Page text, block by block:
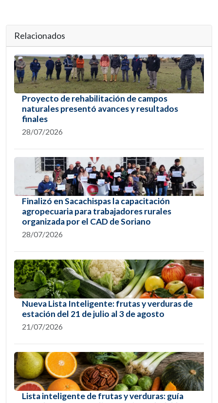
Relacionados
Proyecto de rehabilitación de campos
naturales presentó avances y resultados
finales
28/07/2026
Finalizó en Sacachispas la capacitación
agropecuaria para trabajadores rurales
organizada por el CAD de Soriano
28/07/2026
Nueva Lista Inteligente: frutas y verduras de
estación del 21 de julio al 3 de agosto
21/07/2026
Lista inteligente de frutas y verduras: guía